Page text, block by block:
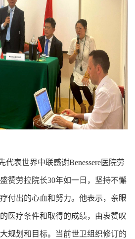
表世界中联感谢Benessere医院劳
赞劳拉院长30年如一日，坚持不懈
付出的心血和努力。他表示，亲眼
的医疗条件和取得的成绩，由衷赞叹
规划和目标。当前世卫组织修订的